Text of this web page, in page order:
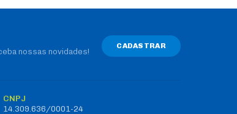
nossas novidades!
CADASTRAR
CNPJ
14.309.636/0001-24